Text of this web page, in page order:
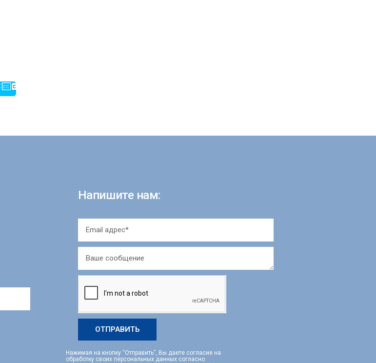
Напишите нам:
ОТПРАВИТЬ
Нажимая на кнопку “Отправить”, Вы даете согласие на
обработку своих персональных данных согласно